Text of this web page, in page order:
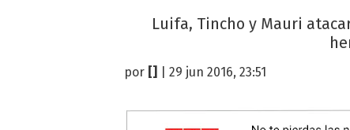
Luifa, Tincho y Mauri
por | 29 jun 2016, 23:51